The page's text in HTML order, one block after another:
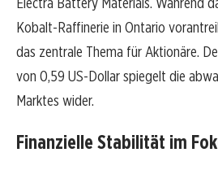
Kobalt-Raffinerie in Ontario
das zentrale Thema für Aktionäre.
von 0,59 US-Dollar spiegelt die
Marktes wider.
Finanzielle Stabilität im